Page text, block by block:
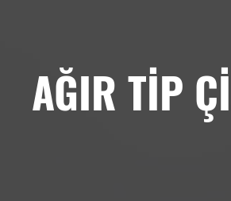
AĞIR TİP